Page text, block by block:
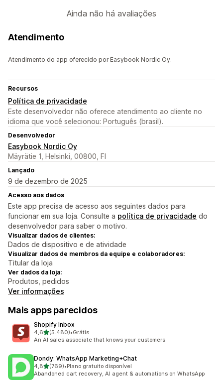
Ainda não há avaliações
Atendimento
Atendimento do app oferecido por Easybook Nordic Oy.
Recursos
Política de privacidade
Este desenvolvedor não oferece atendimento ao cliente no
idioma que você selecionou: Português (brasil).
Desenvolvedor
Easybook Nordic Oy
Mäyrätie 1, Helsinki, 00800, FI
Lançado
9 de dezembro de 2025
Acesso aos dados
Este app precisa de acesso aos seguintes dados para
funcionar em sua loja. Consulte a política de privacidade do
desenvolvedor para saber o motivo.
Visualizar dados de clientes:
Dados de dispositivo e de atividade
Visualizar dados de membros da equipe e colaboradores:
Titular da loja
Ver dados da loja:
Produtos, pedidos
Ver informações
Mais apps parecidos
Shopify Inbox
4,6de 5 estrelas
(5.480)
5480 avaliações ao todo
•Grátis
An AI sales associate that knows your customers
Dondy: WhatsApp Marketing+Chat
4,8de 5 estrelas
(769)
769 avaliações ao todo
•Plano gratuito disponível
Abandoned cart recovery, AI agent & automations on WhatsApp